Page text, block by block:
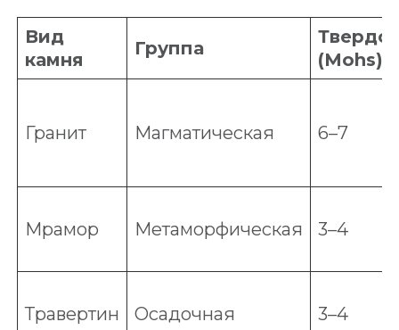
Вид
камня
Группа
(Mohs)
Гранит Магматическая 6–7
Мрамор Метаморфическая 3–4
Травертин Осадочная 3–4